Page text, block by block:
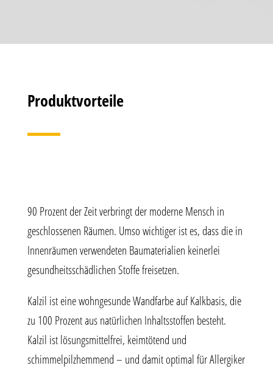
Produktvorteile
90 Prozent der Zeit verbringt der moderne Mensch in
geschlossenen Räumen. Umso wichtiger ist es, dass die in
Innenräumen verwendeten Baumaterialien keinerlei
gesundheitsschädlichen Stoffe freisetzen.
Kalzil ist eine wohngesunde Wandfarbe auf Kalkbasis, die
zu 100 Prozent aus natürlichen Inhaltsstoffen besteht.
Kalzil ist lösungsmittelfrei, keimtötend und
schimmelpilzhemmend – und damit optimal für Allergiker